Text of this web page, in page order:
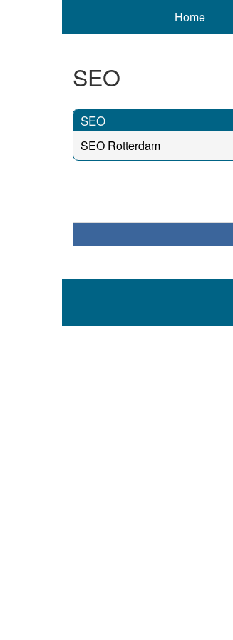
Home
SEO
SEO
SEO Rotterdam